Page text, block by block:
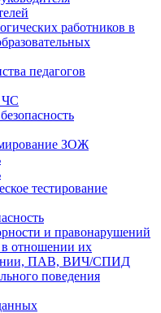
работников в
педагогов
ЧС
ЗОЖ
тестирование
и правонарушений
отношении их
ПАВ, ВИЧ/СПИД
поведения